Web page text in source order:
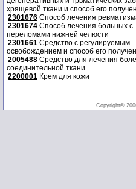
хрящевой ткани и способ его
2301676 Способ лечения
2301674 Способ лечения больных с
переломами нижней челюсти
2301661 Средство с регулируемым
освобождением и способ его
2005488 Средство для лечения
соединительной ткани
2200001 Крем для кожи
Copyright©